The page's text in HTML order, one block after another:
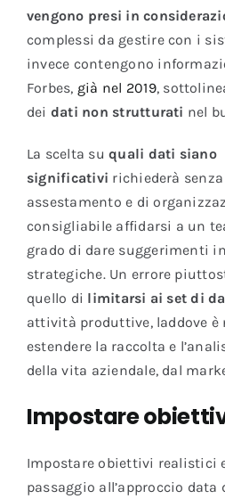
vengono presi in
complessi da gestire con i
invece contengono
Forbes, già nel 2019,
dei dati non strutturati nel
La scelta suquali dati siano
significativi richiederà
assestamento e di
consigliabile affidarsi a un
grado di dare suggerimenti
strategiche. Un errore
quello di limitarsi ai set di
attività produttive, laddove è
estendere la raccolta e
della vita aziendale, dal
Impostare
Impostare obiettivi realistici
passaggio all’approccio data